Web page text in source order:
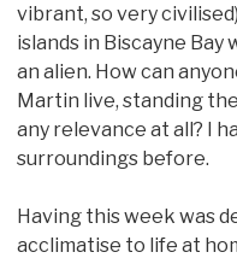
vibrant, so very
islands in Biscayne
an alien. How can
Martin live, standing
any relevance at all? I
surroundings before.
Having this week was
acclimatise to life at